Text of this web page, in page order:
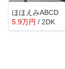
ほほえみABCD
5.9万円 / 2DK